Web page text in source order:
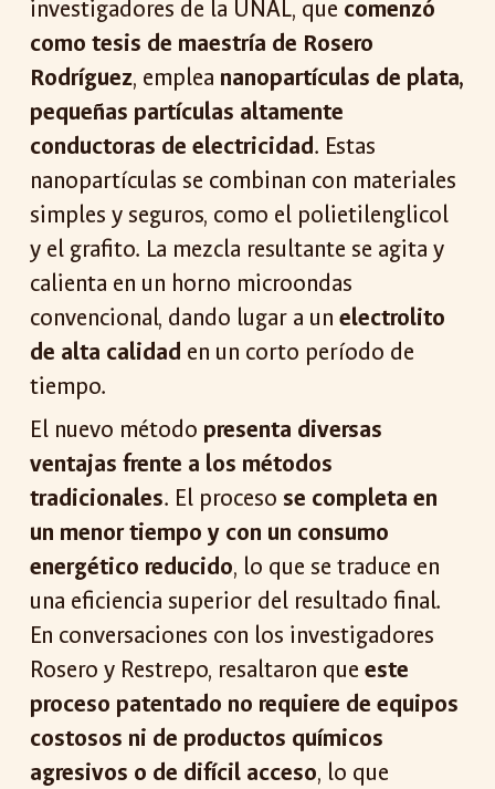
investigadores de la UNAL, que comenzó
como tesis de maestría de Rosero
Rodríguez, emplea nanopartículas de plata,
pequeñas partículas altamente
conductoras de electricidad. Estas
nanopartículas se combinan con materiales
simples y seguros, como el polietilenglicol
y el grafito. La mezcla resultante se agita y
calienta en un horno microondas
convencional, dando lugar a unelectrolito
de alta calidad en un corto período de
tiempo.
El nuevo método presenta diversas
ventajas frente a los métodos
tradicionales. El proceso se completa en
un menor tiempo y con un consumo
energético reducido, lo que se traduce en
una eficiencia superior del resultado final.
En conversaciones con los investigadores
Rosero y Restrepo, resaltaron queeste
proceso patentado no requiere de equipos
costosos ni de productos químicos
agresivos o de difícil acceso, lo que